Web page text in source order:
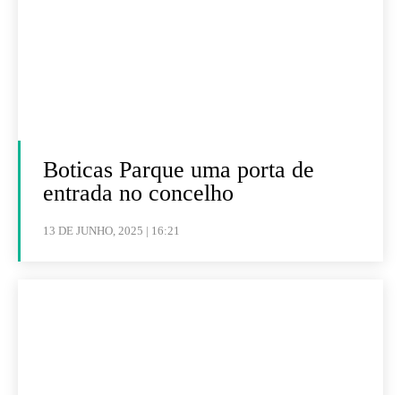
Boticas Parque uma porta de
entrada no concelho
13 DE JUNHO, 2025 | 16:21